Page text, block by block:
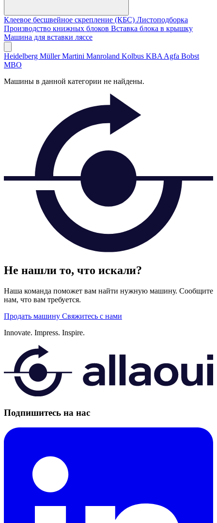
Клеевое бесшвейное скрепление (КБС) Листоподборка
Производство книжных блоков Вставка блока в крышку
Машина для вставки ляссе
Heidelberg Müller Martini Manroland Kolbus KBA Agfa Bobst
MBO
Машины в данной категории не найдены.
Не нашли то, что искали?
Наша команда поможет вам найти нужную машину. Сообщите
нам, что вам требуется.
Продать машину Свяжитесь с нами
Innovate. Impress. Inspire.
Подпишитесь на нас